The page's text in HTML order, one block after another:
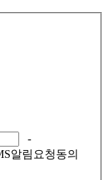
-
알림요청동의